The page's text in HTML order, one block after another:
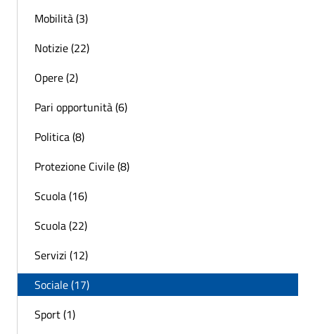
Mobilità (3)
Notizie (22)
Opere (2)
Pari opportunità (6)
Politica (8)
Protezione Civile (8)
Scuola (16)
Scuola (22)
Servizi (12)
Sociale (17)
Sport (1)